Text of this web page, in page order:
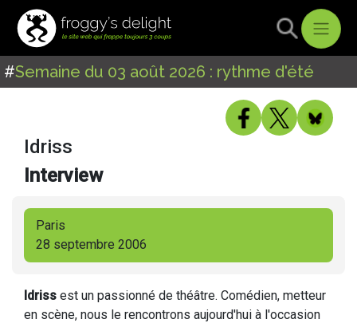
#Semaine du 03 août 2026 : rythme d'été
Idriss
Interview
Paris
28 septembre 2006
Idriss est un passionné de théâtre. Comédien, metteur
en scène, nous le rencontrons aujourd'hui à l'occasion